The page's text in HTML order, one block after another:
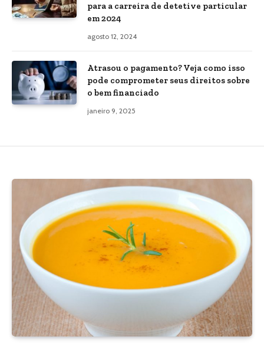
para a carreira de detetive particular
em 2024
agosto 12, 2024
Atrasou o pagamento? Veja como isso
pode comprometer seus direitos sobre
o bem financiado
janeiro 9, 2025